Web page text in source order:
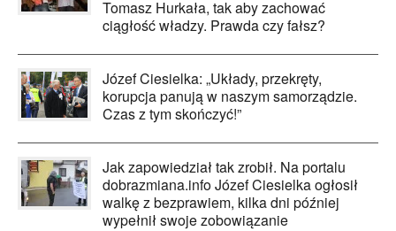
Tomasz Hurkała, tak aby zachować
ciągłość władzy. Prawda czy fałsz?
Józef Ciesielka: „Układy, przekręty,
korupcja panują w naszym samorządzie.
Czas z tym skończyć!”
Jak zapowiedział tak zrobił. Na portalu
dobrazmiana.info Józef Ciesielka ogłosił
walkę z bezprawiem, kilka dni później
wypełnił swoje zobowiązanie